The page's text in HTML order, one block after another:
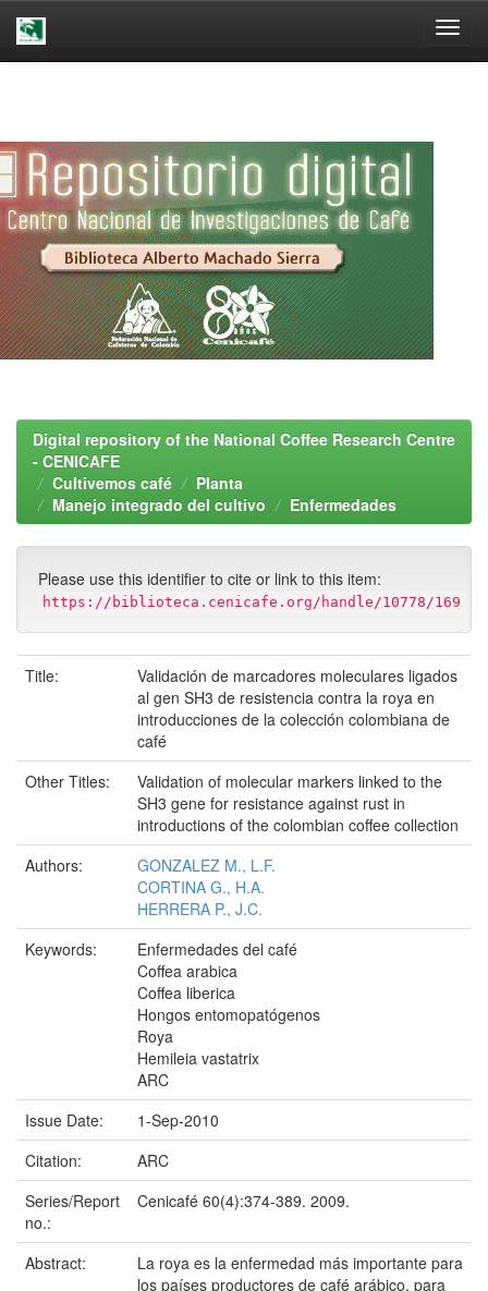
Digital repository of the National Coffee Research Centre
- CENICAFE
Cultivemos café
Planta
Manejo integrado del cultivo
Enfermedades
Please use this identifier to cite or link to this item:
https://biblioteca.cenicafe.org/handle/10778/169
Title:
Validación de marcadores moleculares ligados
al gen SH3 de resistencia contra la roya en
introducciones de la colección colombiana de
café
Other Titles:
Validation of molecular markers linked to the
SH3 gene for resistance against rust in
introductions of the colombian coffee collection
Authors:
GONZALEZ M., L.F.
CORTINA G., H.A.
HERRERA P., J.C.
Keywords:
Enfermedades del café
Coffea arabica
Coffea liberica
Hongos entomopatógenos
Roya
Hemileia vastatrix
ARC
Issue Date:
1-Sep-2010
Citation:
ARC
Series/Report
no.:
Cenicafé 60(4):374-389. 2009.
Abstract:
La roya es la enfermedad más importante para
los países productores de café arábico, para